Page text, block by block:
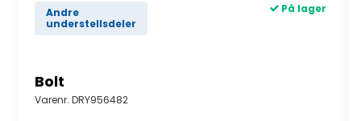
Andre
understellsdeler
På lager
Bolt
Varenr. DRY956482